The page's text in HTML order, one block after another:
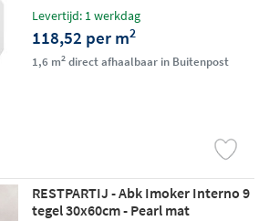
Levertijd: 1 werkdag
118,52 per m2
1,6 m2direct afhaalbaar in Buitenpost
RESTPARTIJ - Abk Imoker Interno 9
tegel 30x60cm - Pearl mat